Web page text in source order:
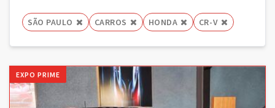
SÃO PAULO CARROS HONDA CR-V
EXPO PRIME